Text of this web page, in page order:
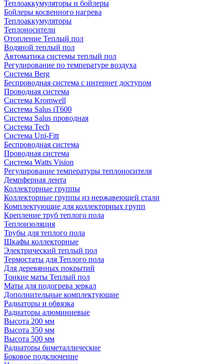
Теплоаккумуляторы и бойлеры
Бойлеры косвенного нагрева
Теплоаккумуляторы
Теплоносители
Отопление Теплый пол
Водяной теплый пол
Автоматика системы теплый пол
Регулирование по температуре воздуха
Система Berg
Беспроводная система с интернет доступом
Проводная система
Система Kromwell
Система Salus iT600
Система Salus проводная
Система Tech
Система Uni-Fitt
Беспроводная система
Проводная система
Система Watts Vision
Регулирование температуры теплоносителя
Демпферная лента
Коллекторные группы
Коллекторные группы из нержавеющей стали
Комплектующие для коллекторных групп
Крепление труб теплого пола
Теплоизоляция
Трубы для теплого пола
Шкафы коллекторные
Электрический теплый пол
Термостаты для Теплого пола
Для деревянных покрытий
Тонкие маты Теплый пол
Маты для подогрева зеркал
Дополнительные комплектующие
Радиаторы и обвязка
Радиаторы алюминиевые
Высота 200 мм
Высота 350 мм
Высота 500 мм
Радиаторы биметаллические
Боковое подключение